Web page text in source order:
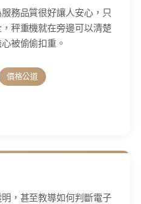
務品質很好讓人安心，只
秤重機就在旁邊可以清楚
被偷偷扣重。
價格公道
，甚至教導如何判斷電子